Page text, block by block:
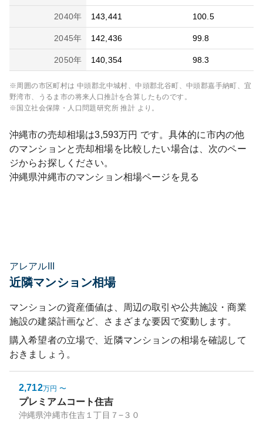
2040年 143,441 100.5
2045年 142,436 99.8
2050年 140,354 98.3
※周囲の市区町村は 中頭郡北中城村、中頭郡北谷町、中頭郡嘉手納町、宜
野湾市、うるま市の将来人口推計を合算したものです。
※国立社会保障・人口問題研究所 推計 より。
沖縄市の売却相場は3,593万円 です。具体的に市内の他
のマンションと売却相場を比較したい場合は、次のペー
ジからお探しください。
沖縄県沖縄市のマンション相場ページを見る
アレアルIII
近隣マンション相場
マンションの資産価値は、周辺の取引や公共施設・商業
施設の建築計画など、さまざまな要因で変動します。
購入希望者の立場で、近隣マンションの相場を確認して
おきましょう。
2,712万円 〜
プレミアムコート住吉
沖縄県沖縄市住吉１丁目７−３０